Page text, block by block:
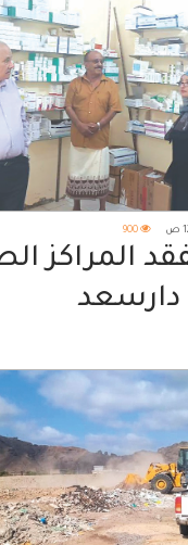
900
المراكز